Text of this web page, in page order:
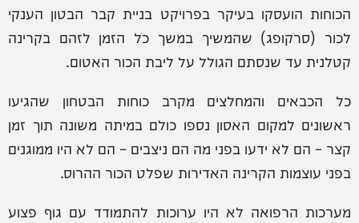
הכוחות הועסקו בעיקר בפרויקט בניית קבר הבטון הענקי
לכור (סרקופג) שהמשיך במשך כל הזמן לזהם בקרינה
קטלנית עד שנסתם הגולל על ליבת הכור האטום.
כל הכבאים והמחלצים מקרב כוחות הבטחון שהגיעו
ראשונים למקום האסון נספו כולם במיתה משונה תוך זמן
קצר – הם לא ידעו בפני מה הם ניצבים – הם לא היו ממוגנים
בפני עוצמות הקרינה האדירות שפלט הכור ההרוס.
מערכות הרפואה לא היו ערוכות להתמודד עם גוף פצוע